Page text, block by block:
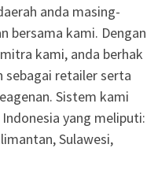
anda masing-
bersama kami. Dengan
kami, anda berhak
sebagai retailer serta
Sistem kami
yang meliputi:
Sulawesi,